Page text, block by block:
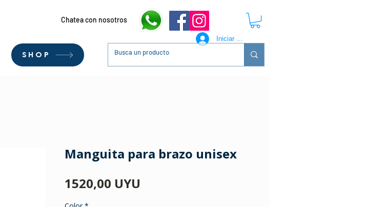
Chatea con nosotros
SHOP
Iniciar sesión
Manguita para brazo unisex
1520,00 UYU